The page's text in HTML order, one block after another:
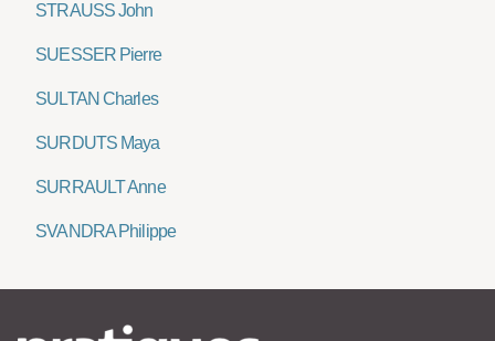
STRAUSS John
SUESSER Pierre
SULTAN Charles
SURDUTS Maya
SURRAULT Anne
SVANDRA Philippe